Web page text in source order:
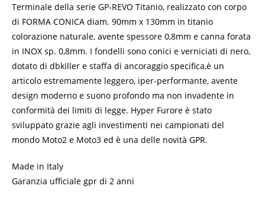
Terminale della serie GP-REVO Titanio, realizzato con corpo
di FORMA CONICA diam. 90mm x 130mm in titanio
colorazione naturale, avente spessore 0,8mm e canna forata
in INOX sp. 0,8mm. I fondelli sono conici e verniciati di nero,
dotato di dbkiller e staffa di ancoraggio specifica,è un
articolo estremamente leggero, iper-performante, avente
design moderno e suono profondo ma non invadente in
conformità dei limiti di legge. Hyper Furore è stato
sviluppato grazie agli investimenti nei campionati del
mondo Moto2 e Moto3 ed è una delle novità GPR.
Made in Italy
Garanzia ufficiale gpr di 2 anni